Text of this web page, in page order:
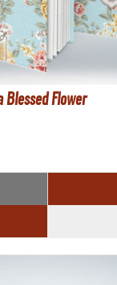
Blessed Flower